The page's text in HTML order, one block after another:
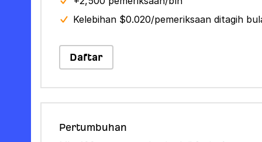
Kelebihan $0.020/pemeriksaan ditagih
Daftar
Pertumbuhan